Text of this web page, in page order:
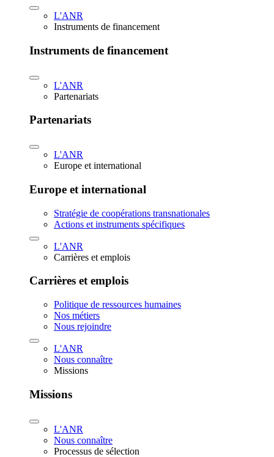
L'ANR
Instruments de financement
Instruments de financement
L'ANR
Partenariats
Partenariats
L'ANR
Europe et international
Europe et international
Stratégie de coopérations transnationales
Actions et instruments spécifiques
L'ANR
Carrières et emplois
Carrières et emplois
Politique de ressources humaines
Nos métiers
Nous rejoindre
L'ANR
Nous connaître
Missions
Missions
L'ANR
Nous connaître
Processus de sélection